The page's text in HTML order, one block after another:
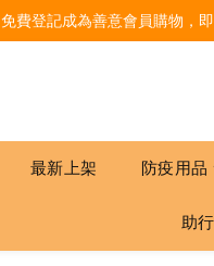
免費登記成為善意會員購物，
最新上架 防疫用品
助